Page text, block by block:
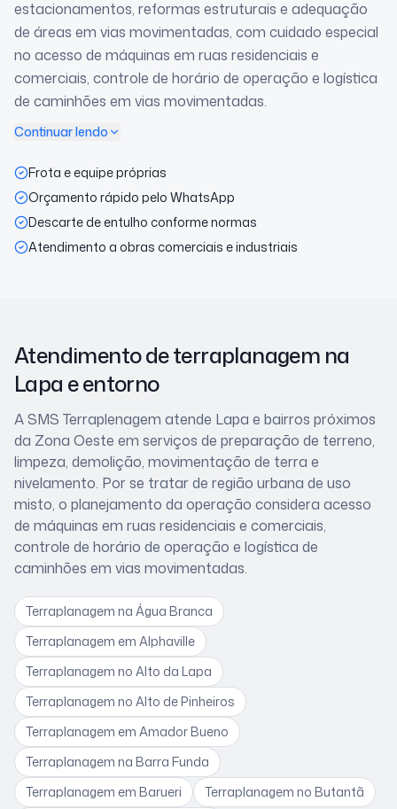
estacionamentos, reformas estruturais e adequação
de áreas em vias movimentadas, com cuidado especial
no acesso de máquinas em ruas residenciais e
comerciais, controle de horário de operação e logística
de caminhões em vias movimentadas.
Continuar lendo
Frota e equipe próprias
Orçamento rápido pelo WhatsApp
Descarte de entulho conforme normas
Atendimento a obras comerciais e industriais
Atendimento de terraplanagem na
Lapa e entorno
A SMS Terraplenagem atende Lapa e bairros próximos
da Zona Oeste em serviços de preparação de terreno,
limpeza, demolição, movimentação de terra e
nivelamento. Por se tratar de região urbana de uso
misto, o planejamento da operação considera acesso
de máquinas em ruas residenciais e comerciais,
controle de horário de operação e logística de
caminhões em vias movimentadas.
Terraplanagem na Água Branca
Terraplanagem em Alphaville
Terraplanagem no Alto da Lapa
Terraplanagem no Alto de Pinheiros
Terraplanagem em Amador Bueno
Terraplanagem na Barra Funda
Terraplanagem em Barueri Terraplanagem no Butantã